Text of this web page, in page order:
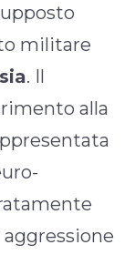
militare
. Il
alla